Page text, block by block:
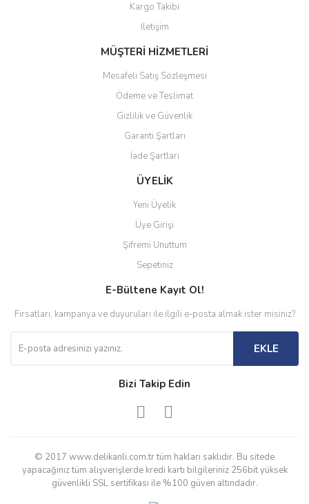
Gönder
Kargo Takibi
İletişim
MÜŞTERİ HİZMETLERİ
Mesafeli Satış Sözleşmesi
Ödeme ve Teslimat
Gizlilik ve Güvenlik
Garanti Şartları
İade Şartları
ÜYELİK
Yeni Üyelik
Üye Girişi
Şifremi Unuttum
Sepetiniz
E-Bültene Kayıt Ol!
Fırsatları, kampanya ve duyuruları ile ilgili e-posta almak ister misiniz?
EKLE
Bizi Takip Edin
© 2017 www.delikanli.com.tr tüm hakları saklıdır. Bu sitede
yapacağınız tüm alışverişlerde kredi kartı bilgileriniz 256bit yüksek
güvenlikli SSL sertifikası ile %100 güven altındadır.